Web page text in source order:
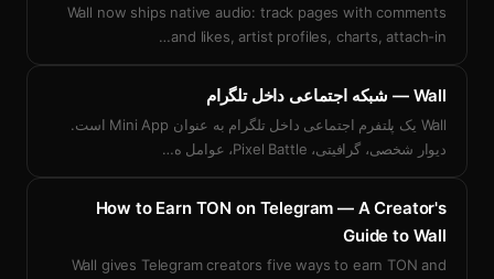
Wall now ships native audio: track pages with comments
and likes, artist profiles, charts, attach-in
…
Wall — شبکه اجتماعی داخل تلگرام
Wall یک پلتفرم اجتماعی داخل تلگرام به عنوان Mini App است.
دیوار شخصی، گرافیتی، Pixel Battle، عوامل ه
…
How to Earn TON on Telegram — A Creator's
Guide to Wall
Wall gives Telegram creators five ways to earn TON and